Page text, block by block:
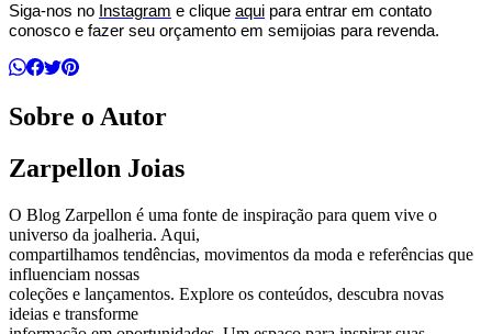
Siga-nos no Instagram e clique aqui para entrar em contato
conosco e fazer seu orçamento em semijoias para revenda.
Sobre o Autor
Zarpellon Joias
O Blog Zarpellon é uma fonte de inspiração para quem vive o
universo da joalheria. Aqui,
compartilhamos tendências, movimentos da moda e referências que
influenciam nossas
coleções e lançamentos. Explore os conteúdos, descubra novas
ideias e transforme